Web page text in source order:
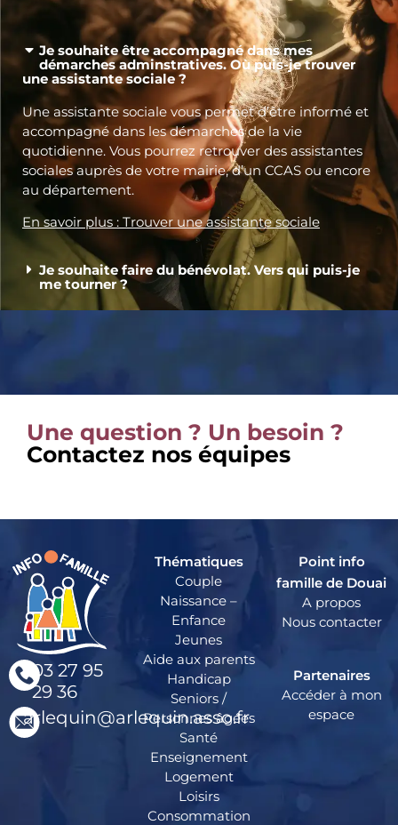
Je souhaite être accompagné dans mes
démarches adminstratives. Où puis-je trouver
une assistante sociale ?
Une assistante sociale vous permet d’être informé et
accompagné dans les démarches de la vie
quotidienne. Vous pourrez retrouver des assistantes
sociales auprès de votre mairie, d’un CCAS ou encore
au département.
En savoir plus : Trouver une assistante sociale
Je souhaite faire du bénévolat. Vers qui puis-je
me tourner ?
Une question ? Un besoin ?
Contactez nos équipes
03 27 95
29 36
arlequin@arlequin.asso.fr
Thématiques
Couple
Naissance –
Enfance
Jeunes
Aide aux parents
Handicap
Seniors /
Personnes âgées
Santé
Enseignement
Logement
Loisirs
Consommation
Point info
famille de Douai
A propos
Nous contacter
Partenaires
Accéder à mon
espace